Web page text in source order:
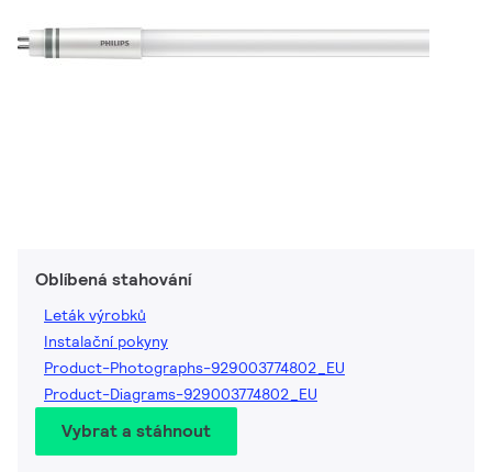
Oblíbená stahování
Leták výrobků
Instalační pokyny
Product-Photographs-929003774802_EU
Product-Diagrams-929003774802_EU
Vybrat a stáhnout